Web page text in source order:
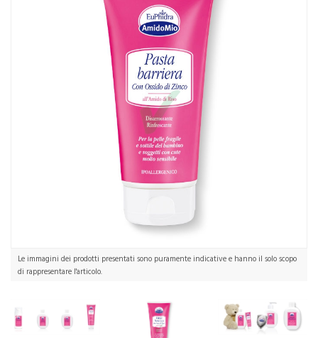
Le immagini dei prodotti presentati sono puramente indicative e hanno il solo scopo
di rappresentare l'articolo.